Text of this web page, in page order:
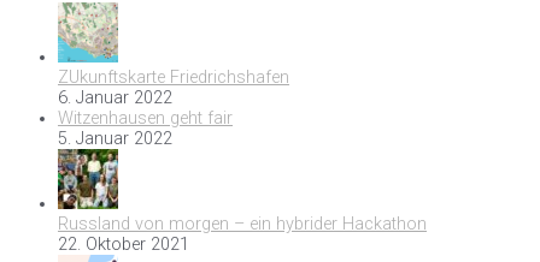
ZUkunftskarte Friedrichshafen
6. Januar 2022
Witzenhausen geht fair
5. Januar 2022
Russland von morgen – ein hybrider Hackathon
22. Oktober 2021